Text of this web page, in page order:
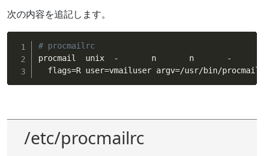
次の内容を追記します。
# procmailrc
procmail  unix  -       n       n       -
  flags
=R user=vmailuser argv=/usr/bin/procmail
/etc/procmailrc